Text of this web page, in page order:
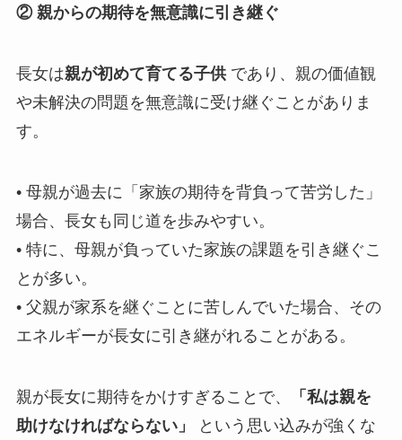
② 親からの期待を無意識に引き継ぐ
長女は親が初めて育てる子供であり、親の価値観
や未解決の問題を無意識に受け継ぐことがありま
す。
• 母親が過去に「家族の期待を背負って苦労した」
場合、長女も同じ道を歩みやすい。
• 特に、母親が負っていた家族の課題を引き継ぐこ
とが多い。
• 父親が家系を継ぐことに苦しんでいた場合、その
エネルギーが長女に引き継がれることがある。
親が長女に期待をかけすぎることで、
「私は親を
助けなければならない」
という思い込みが強くな